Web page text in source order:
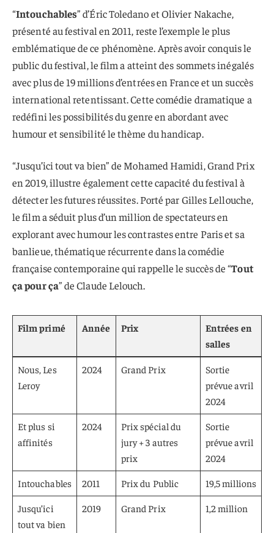
“Intouchables” d’Éric Toledano et Olivier Nakache,
présenté au festival en 2011, reste l’exemple le plus
emblématique de ce phénomène. Après avoir conquis le
public du festival, le film a atteint des sommets inégalés
avec plus de 19 millions d’entrées en France et un succès
international retentissant. Cette comédie dramatique a
redéfini les possibilités du genre en abordant avec
humour et sensibilité le thème du handicap.
“Jusqu’ici tout va bien” de Mohamed Hamidi, Grand Prix
en 2019, illustre également cette capacité du festival à
détecter les futures réussites. Porté par Gilles Lellouche,
le film a séduit plus d’un million de spectateurs en
explorant avec humour les contrastes entre Paris et sa
banlieue, thématique récurrente dans la comédie
française contemporaine qui rappelle le succès de “Tout
ça pour ça” de Claude Lelouch.
Film primé Année Prix
Entrées en
salles
Nous, Les
Leroy
2024 Grand Prix
Sortie
prévue avril
2024
Et plus si
affinités
2024
Prix spécial du
jury + 3 autres
prix
Sortie
prévue avril
2024
Intouchables 2011 Prix du Public 19,5 millions
Jusqu’ici
tout va bien
2019 Grand Prix 1,2 million